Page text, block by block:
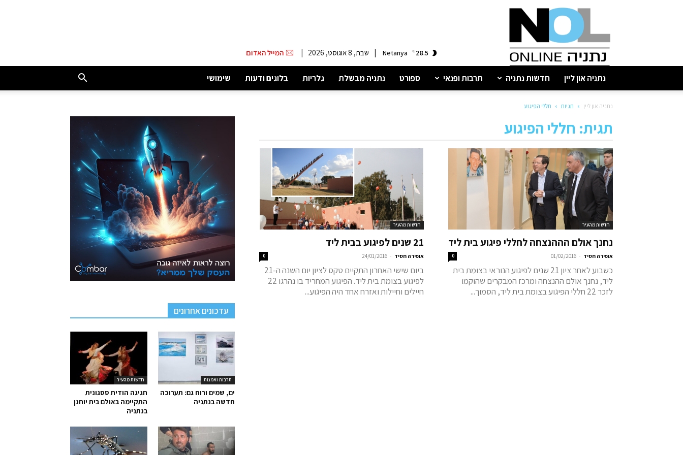
נתניה
28.5
C
Netanya
| שבת, 8 אוגוסט, 2026 | המייל האדום
נתניה און ליין חדשות נתניה תרבות ופנאי ספורט נתניה מבשלת גלריות בלוגים ודעות שימושי
נתניה און ליין תגיות חללי הפיגוע
תגית: חללי הפיגוע
חדשות מהעיר
נחנך אולם הההנצחה לחללי פיגוע בית ליד
אופירה חסיד -
01/02/2016
0
כשבוע לאחר ציון 21 שנים לפיגוע הנוראי בצומת בית
ליד, נחנך אולם ההנצחה ומרכז המבקרים שהוקמו
לזכר 22 חללי הפיגוע בצומת בית ליד, הסמוך...
חדשות מהעיר
21 שנים לפיגוע בבית ליד
אופירה חסיד -
24/01/2016
0
ביום שישי האחרון התקיים טקס לציון יום השנה ה-21
לפיגוע בצומת בית ליד. הפיגוע המחריד בו נהרגו 22
חיילים וחיילות ואזרח אחד היה הפיגוע...
עדכונים אחרונים
חדשות מהעיר
חגיגה הודית ססגונית
התקיימה באולם בית יוחנן
בנתניה
תרבות ואמנות
ים, שמים ורוח גם: תערוכה
חדשה בנתניה